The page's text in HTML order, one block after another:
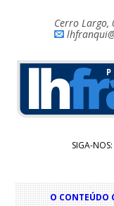
Cerro Largo,
SIGA-NOS:
O CONTEÚDO